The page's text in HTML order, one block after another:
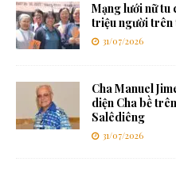
Mạng lưới nữ tu
triệu người trên
31/07/2026
Cha Manuel
diện Cha bề
Salêdiêng
31/07/2026